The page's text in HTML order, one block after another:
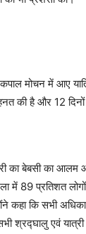
मोचन में आए
की है और 12
का बेबसी का
में 89 प्रतिशत
कहा कि सभी
श्रद्घालु एवं